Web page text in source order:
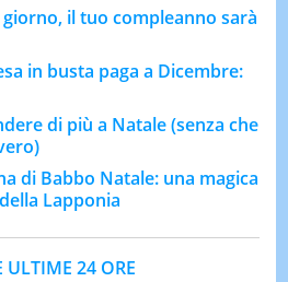
il tuo compleanno sarà
in busta paga a Dicembre:
di più a Natale (senza che
di Babbo Natale: una magica
Lapponia
ULTIME 24 ORE